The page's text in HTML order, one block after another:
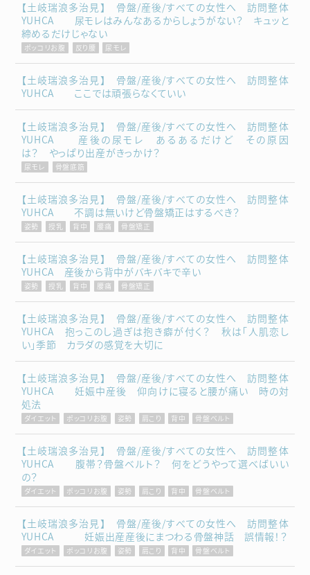
【土岐瑞浪多治見】 骨盤/産後/すべての女性へ 訪問整体
YUHCA 尿モレはみんなあるからしょうがない？ キュッと
締めるだけじゃない
ポッコリお腹 反り腰 尿モレ
【土岐瑞浪多治見】 骨盤/産後/すべての女性へ 訪問整体
YUHCA ここでは頑張らなくていい
【土岐瑞浪多治見】 骨盤/産後/すべての女性へ 訪問整体
YUHCA 産後の尿モレ あるあるだけど その原因
は？ やっぱり出産がきっかけ？
尿モレ 骨盤底筋
【土岐瑞浪多治見】 骨盤/産後/すべての女性へ 訪問整体
YUHCA 不調は無いけど骨盤矯正はするべき？
姿勢 授乳 背中 腰痛 骨盤矯正
【土岐瑞浪多治見】 骨盤/産後/すべての女性へ 訪問整体
YUHCA 産後から背中がバキバキで辛い
姿勢 授乳 背中 腰痛 骨盤矯正
【土岐瑞浪多治見】 骨盤/産後/すべての女性へ 訪問整体
YUHCA 抱っこのし過ぎは抱き癖が付く？ 秋は「人肌恋し
い」季節 カラダの感覚を大切に
【土岐瑞浪多治見】 骨盤/産後/すべての女性へ 訪問整体
YUHCA 妊娠中産後 仰向けに寝ると腰が痛い 時の対
処法
ダイエット ポッコリお腹 姿勢 肩こり 背中 骨盤ベルト
【土岐瑞浪多治見】 骨盤/産後/すべての女性へ 訪問整体
YUHCA 腹帯？骨盤ベルト？ 何をどうやって選べばいい
の？
ダイエット ポッコリお腹 姿勢 肩こり 背中 骨盤ベルト
【土岐瑞浪多治見】 骨盤/産後/すべての女性へ 訪問整体
YUHCA 妊娠出産産後にまつわる骨盤神話 誤情報！？
ダイエット ポッコリお腹 姿勢 肩こり 背中 骨盤ベルト